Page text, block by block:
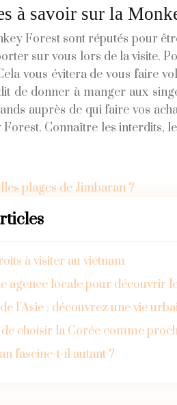
à savoir sur la
Forest sont réputés pour
sur vous lors de la visite.
vous évitera de vous faire
de donner à manger aux
auprès de qui faire vos
Connaître les interdits,
plages de Jimbaran ?
à visiter au vietnam
agence locale pour découvrir
l’Asie : découvrez une vie
choisir la Corée comme
fascine-t-il autant ?